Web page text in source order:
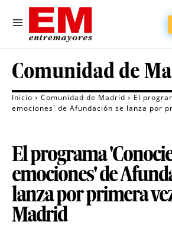
Comunidad de
Inicio Comunidad de Madrid
El
emociones' de Afundación se lanza por
El programa
emociones' de
lanza por primera
Madrid